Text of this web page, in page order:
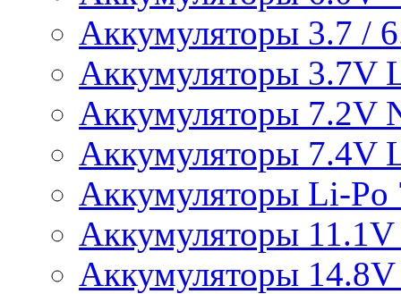
Аккумуляторы 3.7 /
Аккумуляторы 3.7V
Аккумуляторы 7.2V
Аккумуляторы 7.4V
Аккумуляторы Li-Po
Аккумуляторы
Аккумуляторы